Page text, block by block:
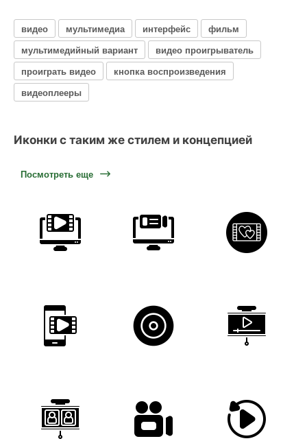
видео мультимедиа интерфейс
фильм
мультимедийный вариант
видео проигрыватель
проиграть видео
кнопка воспроизведения
видеоплееры
Иконки с таким же стилем и концепцией
Посмотреть еще